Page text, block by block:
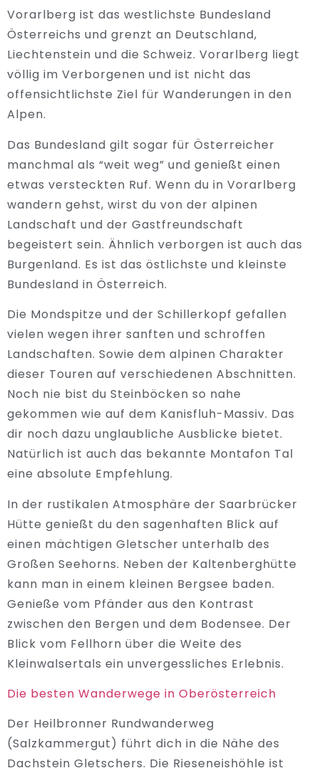
Vorarlberg ist das westlichste Bundesland
Österreichs und grenzt an Deutschland,
Liechtenstein und die Schweiz. Vorarlberg liegt
völlig im Verborgenen und ist nicht das
offensichtlichste Ziel für Wanderungen in den
Alpen.
Das Bundesland gilt sogar für Österreicher
manchmal als “weit weg” und genießt einen
etwas versteckten Ruf. Wenn du in Vorarlberg
wandern gehst, wirst du von der alpinen
Landschaft und der Gastfreundschaft
begeistert sein. Ähnlich verborgen ist auch das
Burgenland. Es ist das östlichste und kleinste
Bundesland in Österreich.
Die Mondspitze und der Schillerkopf gefallen
vielen wegen ihrer sanften und schroffen
Landschaften. Sowie dem alpinen Charakter
dieser Touren auf verschiedenen Abschnitten.
Noch nie bist du Steinböcken so nahe
gekommen wie auf dem Kanisfluh-Massiv. Das
dir noch dazu unglaubliche Ausblicke bietet.
Natürlich ist auch das bekannte Montafon Tal
eine absolute Empfehlung.
In der rustikalen Atmosphäre der Saarbrücker
Hütte genießt du den sagenhaften Blick auf
einen mächtigen Gletscher unterhalb des
Großen Seehorns. Neben der Kaltenberghütte
kann man in einem kleinen Bergsee baden.
Genieße vom Pfänder aus den Kontrast
zwischen den Bergen und dem Bodensee. Der
Blick vom Fellhorn über die Weite des
Kleinwalsertals ein unvergessliches Erlebnis.
Die besten Wanderwege in Oberösterreich
Der Heilbronner Rundwanderweg
(Salzkammergut) führt dich in die Nähe des
Dachstein Gletschers. Die Rieseneishöhle ist